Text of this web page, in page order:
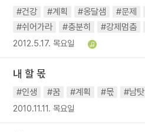
#건강 #계획 #옹달샘 #문제
#쉬어가라
#충분히 #강제멈춤
2012.5.17. 목요일
내 할 몫
#인생 #꿈 #계획 #몫 #남탓
2010.11.11. 목요일